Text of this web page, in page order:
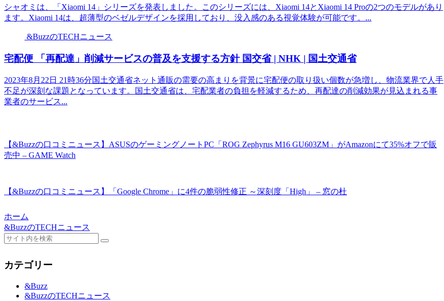
シャオミは、「Xiaomi 14」シリーズを発表しました。このシリーズには、Xiaomi 14とXiaomi 14 Proの2つのモデルがあり
ます。Xiaomi 14は、超薄型のベゼルデザインを採用しており、没入感のある視覚体験が可能です。...
&BuzzのTECHニュース
宅配便 「再配達」削減サービスの普及を支援する方針 国交省 | NHK | 国土交通省
2023年8月22日 21時36分国土交通省ネット通販の需要の高まりを背景に宅配便の取り扱い個数が急増し、物流業界で人手
不足が深刻な課題となっています。国土交通省は、宅配業者の負担を軽減するため、再配達の削減効果が見込まれる事
業者のサービス...
【&Buzzの口コミニュース】ASUSのゲーミングノートPC「ROG Zephyrus M16 GU603ZM」がAmazonにて35%オフで販
売中 – GAME Watch
【&Buzzの口コミニュース】「Google Chrome」に4件の脆弱性修正 ～深刻度「High」 – 窓の杜
ホーム
&BuzzのTECHニュース
カテゴリー
&Buzz
&BuzzのTECHニュース